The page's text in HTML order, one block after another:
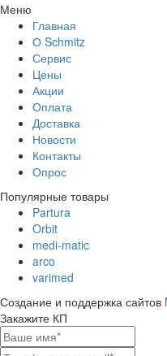
Меню
Главная
О Schmitz
Сервис
Цены
Акции
Оплата
Доставка
Новости
Контакты
Опрос
Популярные товары
Partura
Orbit
medi-matic
arco
varimed
Создание и поддержка сайтов
Закажите КП